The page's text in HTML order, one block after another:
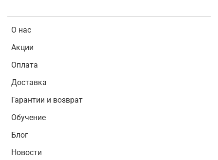
О нас
Акции
Оплата
Доставка
Гарантии и возврат
Обучение
Блог
Новости